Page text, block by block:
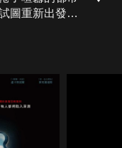
圖重新出發的
願，無論什麼